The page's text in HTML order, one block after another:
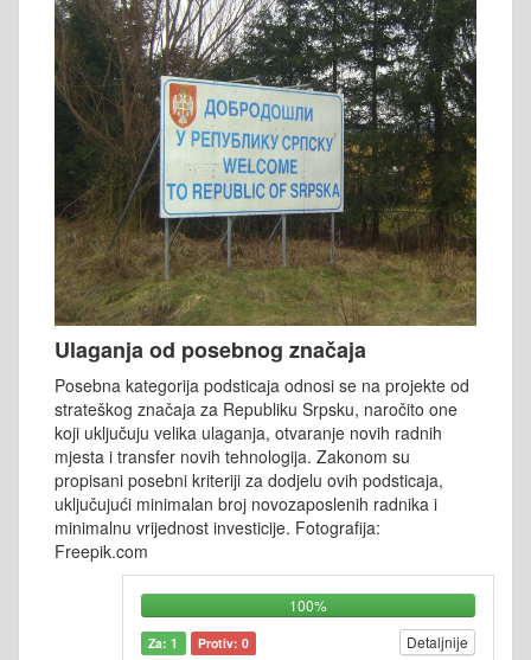
Ulaganja od posebnog značaja
Posebna kategorija podsticaja odnosi se na projekte od
strateškog značaja za Republiku Srpsku, naročito one
koji uključuju velika ulaganja, otvaranje novih radnih
mjesta i transfer novih tehnologija. Zakonom su
propisani posebni kriteriji za dodjelu ovih podsticaja,
uključujući minimalan broj novozaposlenih radnika i
minimalnu vrijednost investicije. Fotografija:
Freepik.com
100%
Za: 1 Protiv: 0 Detaljnije